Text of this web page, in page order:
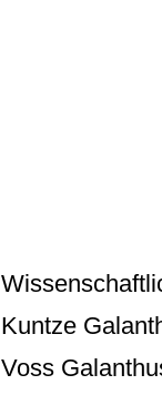
Kuntze
Voss